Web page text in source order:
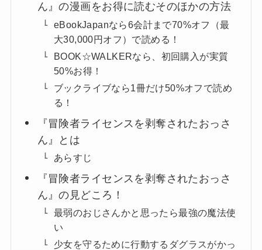
ん』の漫画をお得に読むそのほかの方法
eBookJapanなら6会計まで70%オフ（最
大30,000円オフ）で読める！
BOOK☆WALKERなら、初回購入が実質
50%お得！
ブックライブなら1冊だけ50%オフで読め
る！
『冒険者ライセンスを剥奪されたおっさ
ん』とは
あらすじ
『冒険者ライセンスを剥奪されたおっさ
ん』の見どころ！
最弱のおじさんかと思ったら最強の魔法使
い
少女を守るために行動するダグラスがかっ